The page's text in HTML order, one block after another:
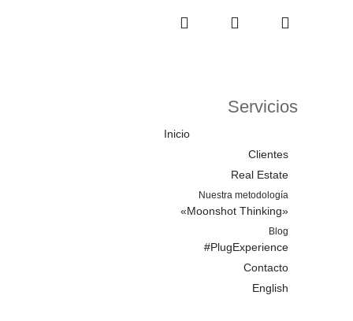
Servicios
Inicio
Clientes
Real Estate
Nuestra metodología
«Moonshot Thinking»
Blog
#PlugExperience
Contacto
English